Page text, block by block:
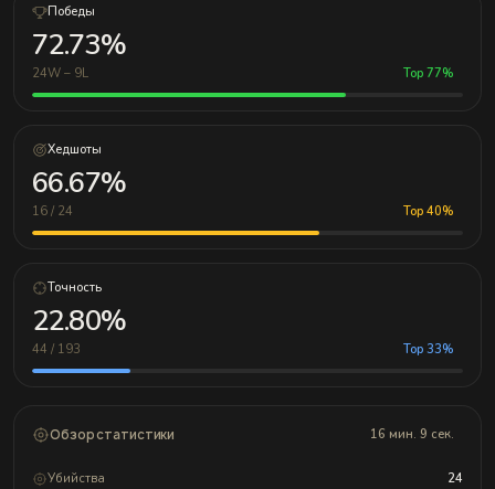
Победы
72.73%
24W – 9L Top 77%
Хедшоты
66.67%
16 / 24 Top 40%
Точность
22.80%
44 / 193 Top 33%
Обзор статистики 16 мин. 9 сек.
Убийства 24